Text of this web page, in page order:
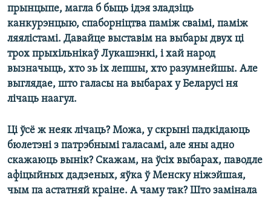
прынцыпе, магла б быць ідэя зладзіць
канкурэнцыю, спаборніцтва паміж сваімі, паміж
ляялістамі. Давайце выставім на выбары двух ці
трох прыхільнікаў Лукашэнкі, і хай народ
вызначыць, хто зь іх лепшы, хто разумнейшы. Але
выглядае, што галасы на выбарах у Беларусі ня
лічаць наагул.
Ці ўсё ж неяк лічаць? Можа, у скрыні падкідаюць
бюлетэні з патрэбнымі галасамі, але яны адно
скажаюць вынік? Скажам, на ўсіх выбарах, паводле
афіцыйных дадзеных, яўка ў Менску ніжэйшая,
чым па астатняй краіне. А чаму так? Што замінала